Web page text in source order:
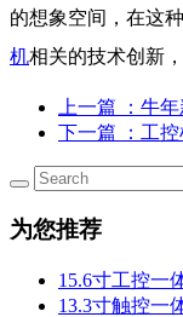
的想象空间，在这
机相关的技术创新
上一篇
：牛
下一篇
：工
为您推荐
15.6寸工控一
13.3寸触控一